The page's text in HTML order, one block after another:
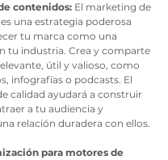
contenidos: El marketing de
una estrategia poderosa
tu marca como una
tu industria. Crea y comparte
útil y valioso, como
infografías o podcasts. El
calidad ayudará a construir
a tu audiencia y
relación duradera con ellos.
para motores de